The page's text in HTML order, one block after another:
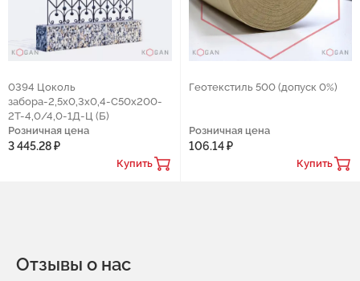
0394 Цоколь
забора-2,5х0,3х0,4-С50х200-
2Т-4,0/4,0-1Д-Ц (Б)
Розничная цена
3 445.28 ₽
Купить
Геотекстиль 500 (допуск 0%)
Розничная цена
106.14 ₽
Купить
Отзывы о нас